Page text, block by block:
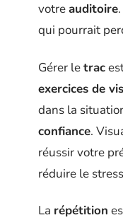
votreauditoire
qui pourrait
Gérer letrac
exercices de
dans la
confiance.
réussir votre
réduire le
La répétition